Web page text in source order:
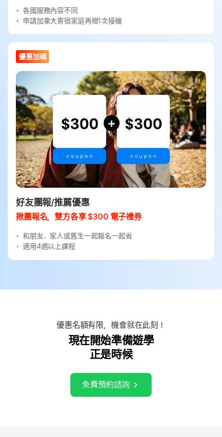
各國服務內容不同
申請加拿大寄宿家庭再贈1次接機
優惠加碼
好友團報/推薦優惠
揪團報名，雙方各享 $300 電子禮券
和朋友、家人或舊生一起報名一起省
適用4週以上課程
優惠名額有限，機會就在此刻！
現在開始準備遊學
正是時候
免費預約諮詢